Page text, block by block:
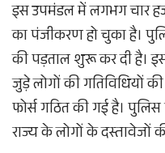
इस उपमंडल में लगभग चार
का पंजीकरण हो चुका है।
की पड़ताल शुरू कर दी है।
जुड़े लोगों की गतिविधियों
फोर्स गठित की गई है।
राज्य के लोगों के दस्तावेजों